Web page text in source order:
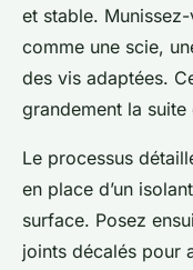
et stable.
comme une scie,
des vis adaptées.
grandement la suite
Le processus
en place d’un
surface. Posez
joints décalés pour